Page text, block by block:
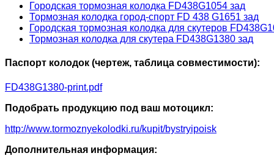
Городская тормозная колодка FD438G1054 зад
Тормозная колодка город-спорт FD 438 G1651 зад
Городская тормозная колодка для скутеров
Тормозная колодка для скутера FD438G1380 зад
Паспорт колодок (чертеж, таблица совместимости):
FD438G1380-print.pdf
Подобрать продукцию под ваш мотоцикл:
http://www.tormoznyekolodki.ru/kupit/bystryipoisk
Дополнительная информация: